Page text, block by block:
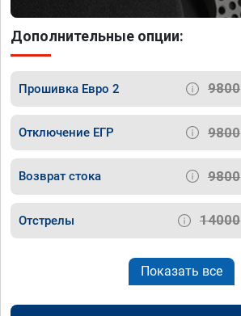
Дополнительные опции:
Прошивка Евро 2 9800
Отключение ЕГР 9800
Возврат стока 9800
Отстрелы 14000
Показать все